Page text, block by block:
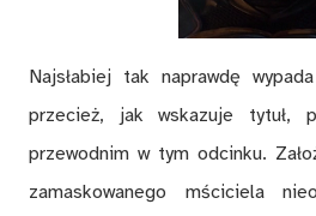
Najsłabiej tak naprawdę
przecież, jak wskazuje tytuł,
przewodnim w tym odcinku.
zamaskowanego mściciela